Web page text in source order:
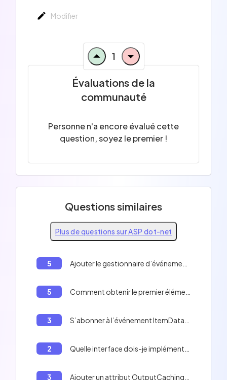
Modifier
1
Évaluations de la
communauté
Personne n'a encore évalué cette
question, soyez le premier !
Questions similaires
Plus de questions sur ASP dot-net
5
5
3
2
3